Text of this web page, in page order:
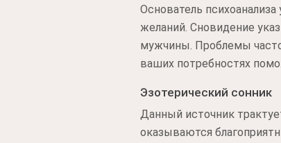
Основатель
желаний. Сновидение
мужчины. Проблемы
ваших потребностях
Эзотерический сонник
Данный источник
оказываются